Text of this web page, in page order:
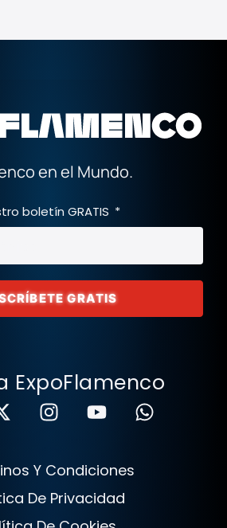
en el Mundo.
boletín GRATIS
GRATIS
ExpoFlamenco
Y Condiciones
De Privacidad